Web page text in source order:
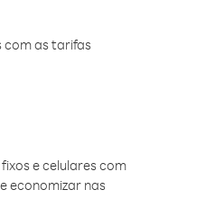
com as tarifas
e celulares com
economizar nas